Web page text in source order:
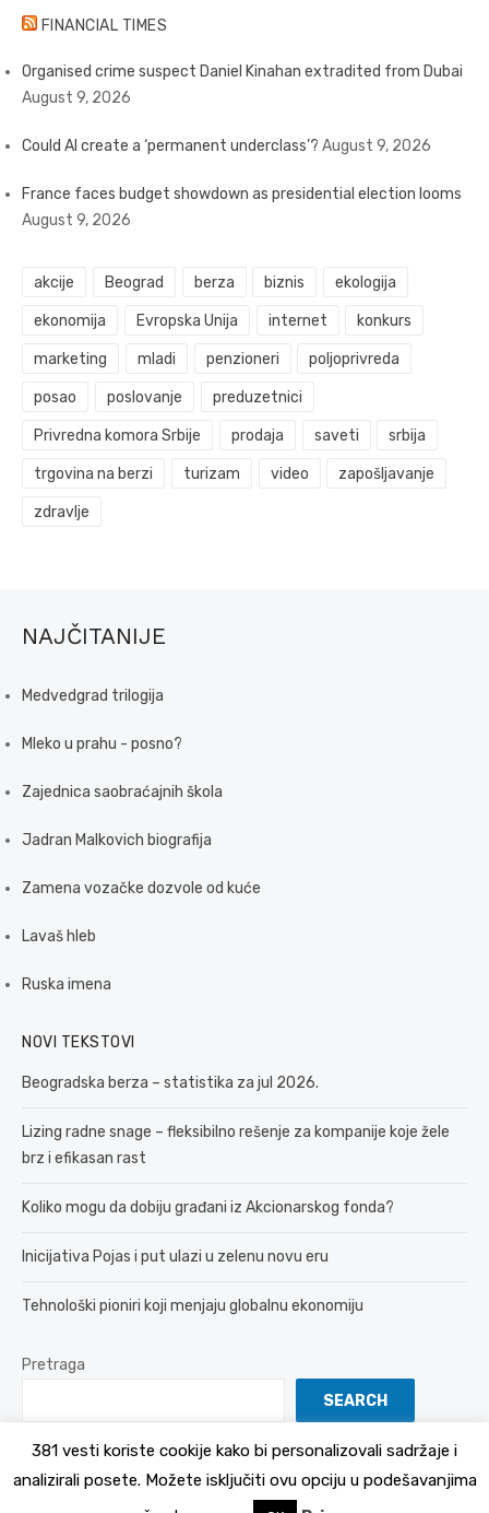
FINANCIAL TIMES
Organised crime suspect Daniel Kinahan extradited from Dubai
August 9, 2026
Could AI create a ‘permanent underclass’? August 9, 2026
France faces budget showdown as presidential election looms
August 9, 2026
akcije Beograd berza biznis ekologija
ekonomija Evropska Unija internet konkurs
marketing mladi penzioneri poljoprivreda
posao poslovanje preduzetnici
Privredna komora Srbije prodaja saveti srbija
trgovina na berzi turizam video zapošljavanje
zdravlje
NAJČITANIJE
Medvedgrad trilogija
Mleko u prahu - posno?
Zajednica saobraćajnih škola
Jadran Malkovich biografija
Zamena vozačke dozvole od kuće
Lavaš hleb
Ruska imena
NOVI TEKSTOVI
Beogradska berza – statistika za jul 2026.
Lizing radne snage – fleksibilno rešenje za kompanije koje žele
brz i efikasan rast
Koliko mogu da dobiju građani iz Akcionarskog fonda?
Inicijativa Pojas i put ulazi u zelenu novu eru
Tehnološki pioniri koji menjaju globalnu ekonomiju
Pretraga
SEARCH
Politika Privatnosti
381 vesti koriste cookije kako bi personalizovali sadržaje i
analizirali posete. Možete isključiti ovu opciju u podešavanjima